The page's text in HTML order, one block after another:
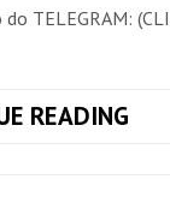
TELEGRAM:
READING